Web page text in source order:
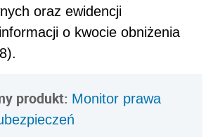
oraz ewidencji
o kwocie obniżenia
produkt: Monitor prawa